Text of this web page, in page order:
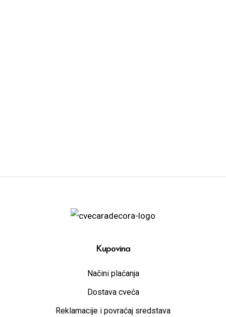
Kupovina
Načini plaćanja
Dostava cveća
Reklamacije i povraćaj sredstava